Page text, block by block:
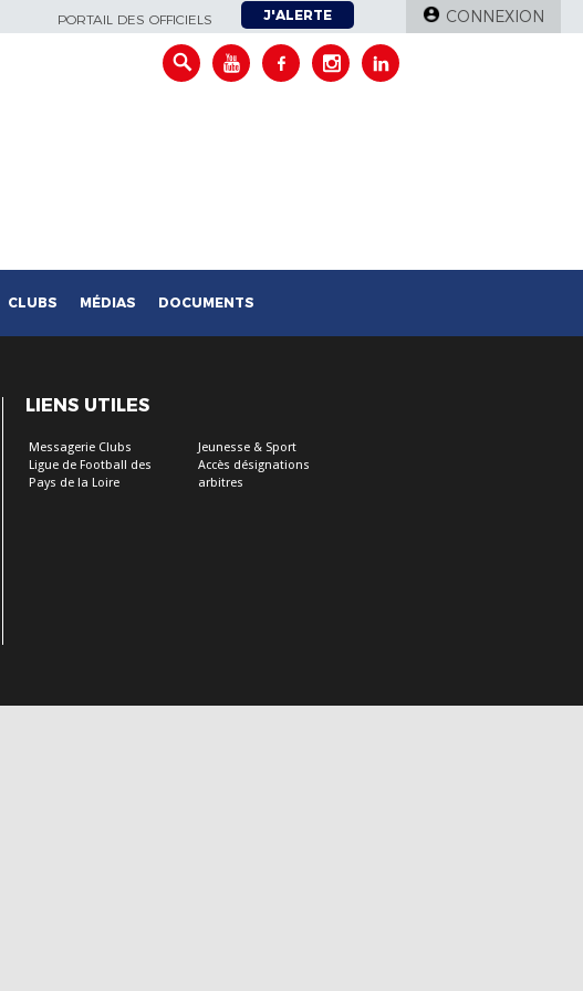
PORTAIL DES OFFICIELS J'ALERTE CONNEXION
CLUBS MÉDIAS DOCUMENTS
LIENS UTILES
Messagerie Clubs
Ligue de Football des
Pays de la Loire
Jeunesse & Sport
Accès désignations
arbitres